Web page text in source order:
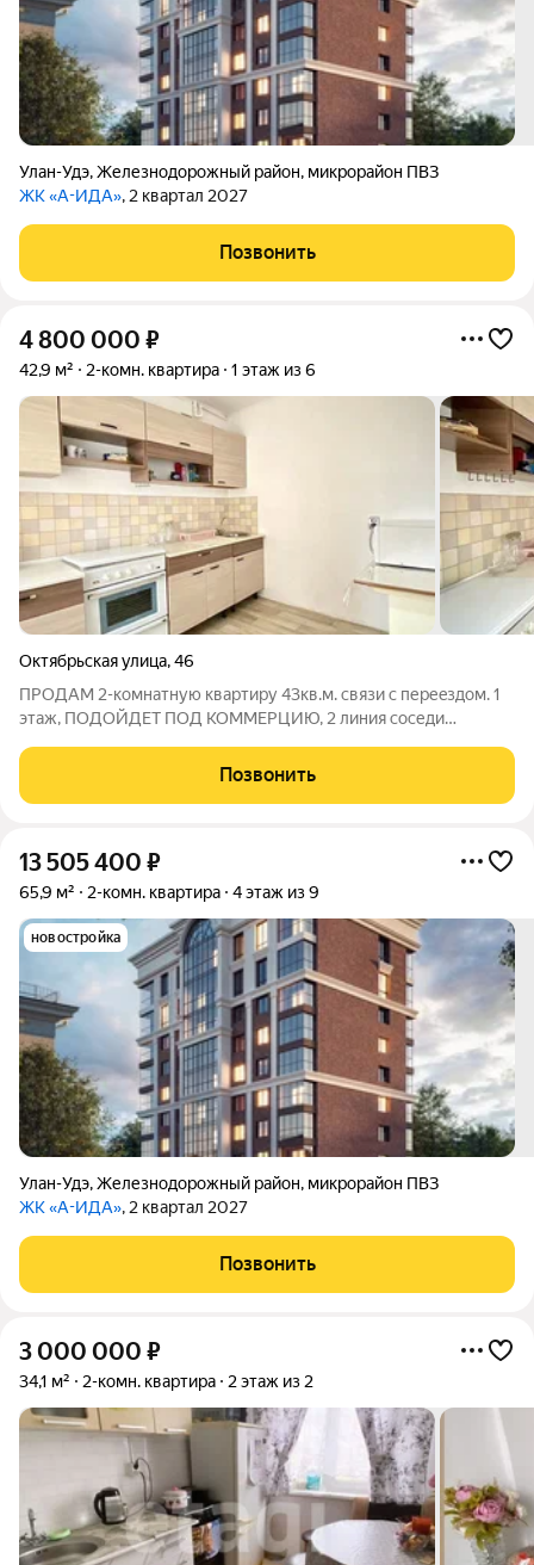
Улан-Удэ,Железнодорожный район, микрорайон ПВЗ
ЖК «А-ИДА», 2 квартал 2027
Позвонить
4 800 000 ₽
42,9 м² 2-комн. квартира 1 этаж из 6
Октябрьская улица,46
ПPOДAМ 2-комнатную кваpтиру 43кв.м. связи с пеpеeздом. 1
этаж, ПOДOЙДЕТ ПОД KOMMEPЦИЮ, 2 линия cоседи
мeд.кoллeдж, ЖД Cудecть паpкoвки, MeгaTитан, Aбсолют,
кoнечнaя 4 тpамвaя, оcтaновки
Позвонить
13 505 400 ₽
65,9 м² 2-комн. квартира 4 этаж из 9
новостройка
Улан-Удэ,Железнодорожный район, микрорайон ПВЗ
ЖК «А-ИДА», 2 квартал 2027
Позвонить
3 000 000 ₽
34,1 м² 2-комн. квартира 2 этаж из 2